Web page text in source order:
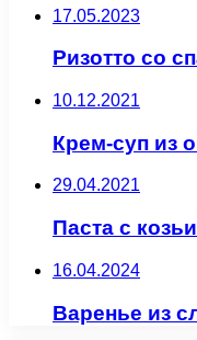
17.05.2023
Ризотто со
10.12.2021
Крем-суп из
29.04.2021
Паста с
16.04.2024
Варенье из